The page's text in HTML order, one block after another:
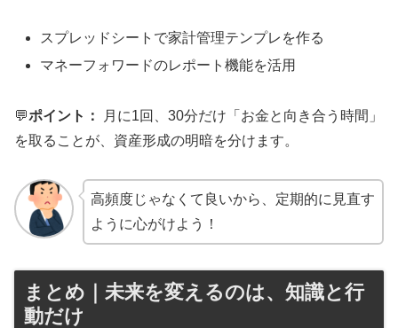
スプレッドシートで家計管理テンプレを作る
マネーフォワードのレポート機能を活用
💬ポイント：
月に1回、30分だけ「お金と向き合う時間」
を取ることが、資産形成の明暗を分けます。
高頻度じゃなくて良いから、定期的に見直す
ように心がけよう！
まとめ｜未来を変えるのは、知識と行
動だけ